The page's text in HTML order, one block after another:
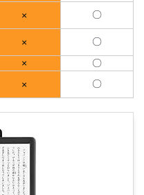
×
〇
×
〇
×
〇
× 〇